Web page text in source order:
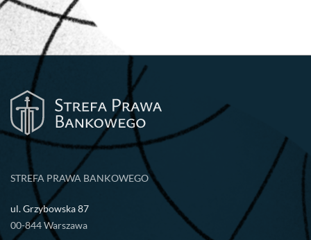
STREFA PRAWA BANKOWEGO
ul. Grzybowska 87
00-844 Warszawa